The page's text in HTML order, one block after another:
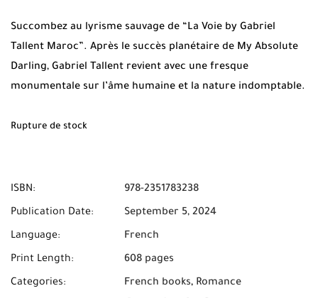
Succombez au lyrisme sauvage de “La Voie by Gabriel
Tallent Maroc”. Après le succès planétaire de My Absolute
Darling, Gabriel Tallent revient avec une fresque
monumentale sur l’âme humaine et la nature indomptable.
la livraison gratuite avec paiement à la livraison partout au
Rupture de stock
ISBN: 978-2351783238
Publication Date: September 5, 2024
Language: French
Print Length: 608 pages
Categories: French books, Romance